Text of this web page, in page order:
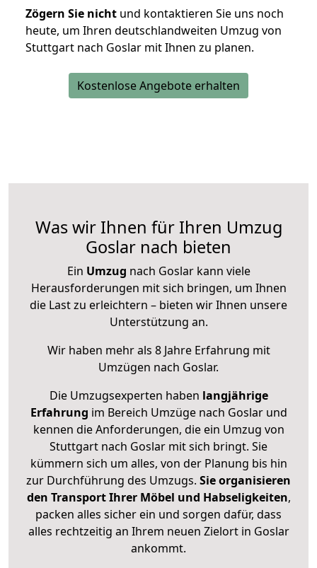
Zögern Sie nicht und kontaktieren Sie uns noch
heute, um Ihren deutschlandweiten Umzug von
Stuttgart nach Goslar mit Ihnen zu planen.
Kostenlose Angebote erhalten
Was wir Ihnen für Ihren Umzug
Goslar nach bieten
Ein Umzug nach Goslar kann viele
Herausforderungen mit sich bringen, um Ihnen
die Last zu erleichtern – bieten wir Ihnen unsere
Unterstützung an.
Wir haben mehr als 8 Jahre Erfahrung mit
Umzügen nach Goslar.
Die Umzugsexperten haben langjährige
Erfahrung im Bereich Umzüge nach Goslar und
kennen die Anforderungen, die ein Umzug von
Stuttgart nach Goslar mit sich bringt. Sie
kümmern sich um alles, von der Planung bis hin
zur Durchführung des Umzugs. Sie organisieren
den Transport Ihrer Möbel und Habseligkeiten,
packen alles sicher ein und sorgen dafür, dass
alles rechtzeitig an Ihrem neuen Zielort in Goslar
ankommt.